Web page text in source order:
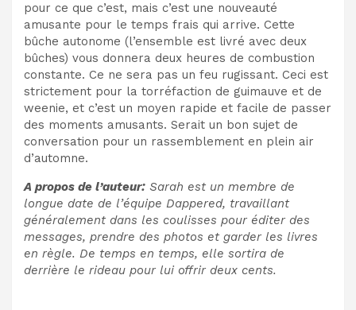
pour ce que c’est, mais c’est une nouveauté
amusante pour le temps frais qui arrive. Cette
bûche autonome (l’ensemble est livré avec deux
bûches) vous donnera deux heures de combustion
constante. Ce ne sera pas un feu rugissant. Ceci est
strictement pour la torréfaction de guimauve et de
weenie, et c’est un moyen rapide et facile de passer
des moments amusants. Serait un bon sujet de
conversation pour un rassemblement en plein air
d’automne.
A propos de l’auteur: Sarah est un membre de
longue date de l’équipe Dappered, travaillant
généralement dans les coulisses pour éditer des
messages, prendre des photos et garder les livres
en règle. De temps en temps, elle sortira de
derrière le rideau pour lui offrir deux cents.